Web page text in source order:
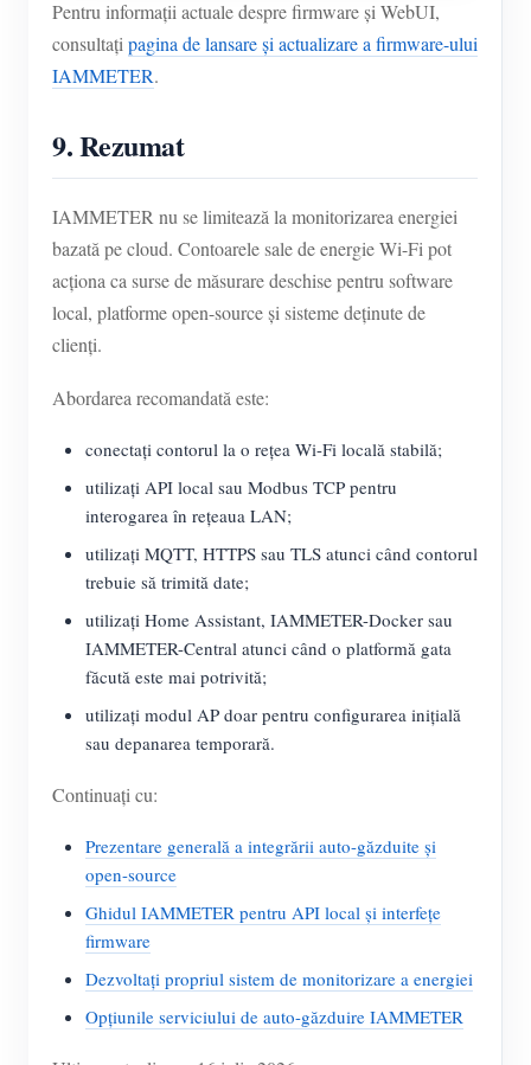
Pentru informații actuale despre firmware și WebUI,
consultați pagina de lansare și actualizare a firmware-ului
IAMMETER.
9. Rezumat
IAMMETER nu se limitează la monitorizarea energiei
bazată pe cloud. Contoarele sale de energie Wi-Fi pot
acționa ca surse de măsurare deschise pentru software
local, platforme open-source și sisteme deținute de
clienți.
Abordarea recomandată este:
conectați contorul la o rețea Wi-Fi locală stabilă;
utilizați API local sau Modbus TCP pentru
interogarea în rețeaua LAN;
utilizați MQTT, HTTPS sau TLS atunci când contorul
trebuie să trimită date;
utilizați Home Assistant, IAMMETER-Docker sau
IAMMETER-Central atunci când o platformă gata
făcută este mai potrivită;
utilizați modul AP doar pentru configurarea inițială
sau depanarea temporară.
Continuați cu:
Prezentare generală a integrării auto-găzduite și
open-source
Ghidul IAMMETER pentru API local și interfețe
firmware
Dezvoltați propriul sistem de monitorizare a energiei
Opțiunile serviciului de auto-găzduire IAMMETER